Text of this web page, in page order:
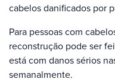
cabelos danificados por
Para pessoas com
reconstrução pode ser
está com danos sérios
semanalmente.